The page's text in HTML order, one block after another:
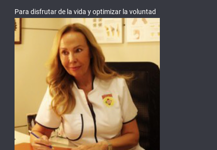
Para disfrutar de la vida y optimizar la voluntad